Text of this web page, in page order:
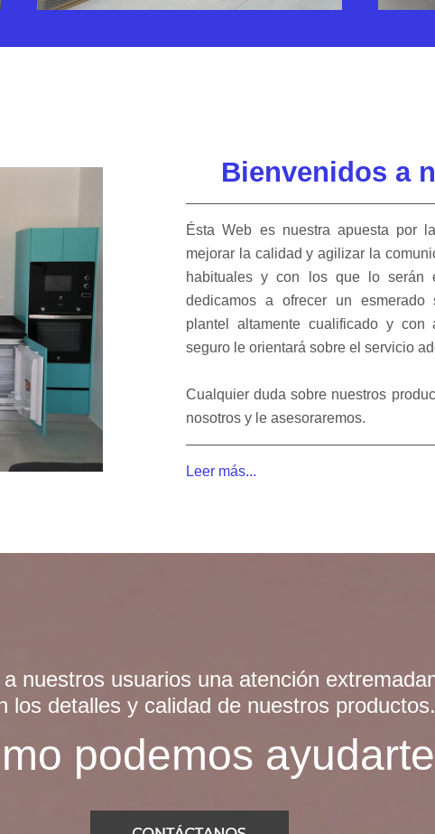
Bienvenidos a
Ésta Web es nuestra apuesta por
mejorar la calidad y agilizar la
habituales y con los que lo serán
dedicamos a ofrecer un esmerado
plantel altamente cualificado y con
seguro le orientará sobre el servicio
Cualquier duda sobre nuestros
nosotros y le asesoraremos.
Leer más...
nuestros usuarios una atención
los detalles y calidad de nuestros productos.
podemos